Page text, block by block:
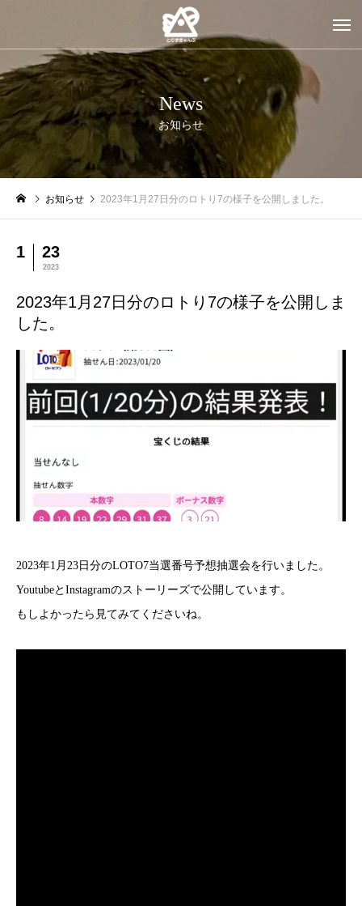
News
お知らせ
お知らせ 2023年1月27日分のロトり7の様子を公開しました。
1 23
2023
2023年1月27日分のロトり7の様子を公開しま
した。
2023年1月23日分のLOTO7当選番号予想抽選会を行いました。
YoutubeとInstagramのストーリーズで公開しています。
もしよかったら見てみてくださいね。